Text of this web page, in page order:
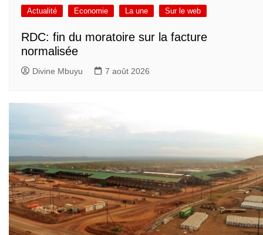
Actualité Economie La une Sur le web
RDC: fin du moratoire sur la facture
normalisée
Divine Mbuyu 7 août 2026